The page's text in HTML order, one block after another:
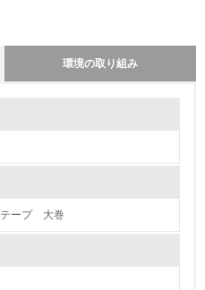
環境の取り組み
テープ 大巻